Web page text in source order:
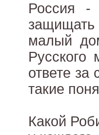
Россия
защищать
малый
ответе
такие
Какой